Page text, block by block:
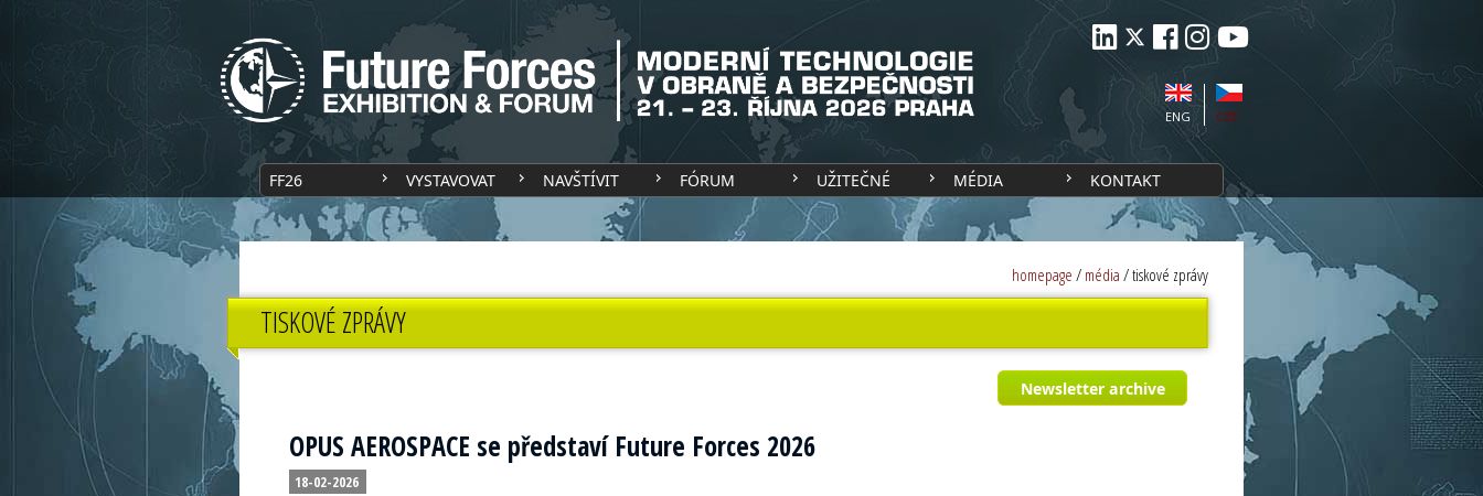
CZE
ENG
FF26 VYSTAVOVAT NAVŠTÍVIT FÓRUM UŽITEČNÉ MÉDIA KONTAKT
homepage/média/tiskové zprávy
TISKOVÉ ZPRÁVY
Newsletter archive
OPUS AEROSPACE se představí Future Forces 2026
18-02-2026